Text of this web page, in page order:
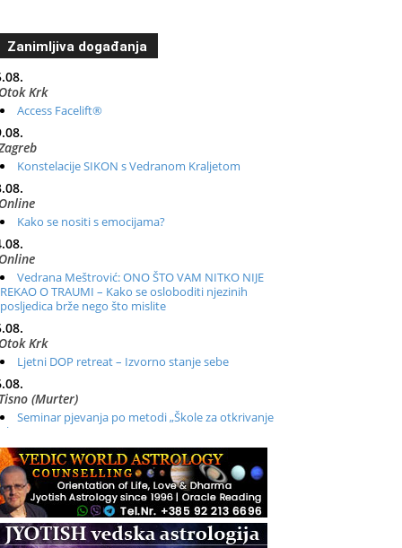
Zanimljiva događanja
Otok Krk
Access Facelift®
Konstelacije SIKON s Vedranom Kraljetom
Online
Kako se nositi s emocijama?
Online
Vedrana Meštrović: ONO ŠTO VAM NITKO NIJE
REKAO O TRAUMI – Kako se osloboditi njezinih
posljedica brže nego što mislite
Otok Krk
Ljetni DOP retreat – Izvorno stanje sebe
Tisno (Murter)
Seminar pjevanja po metodi „Škole za otkrivanje
glasa“
Radionica: Pomagači iz drugih dimenzija Online –
otvoreno za sve
Zagreb+Online